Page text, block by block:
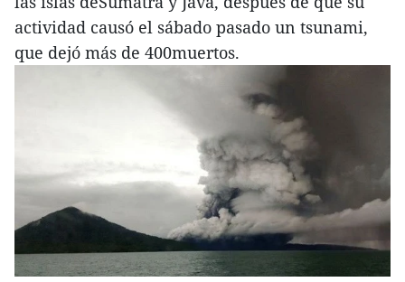
actividad causó el sábado pasado un tsunami,
que dejó más de 400muertos.